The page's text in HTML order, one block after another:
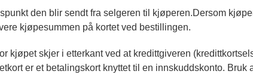
den blir sendt fra selgeren til kjøperen.Dersom
kjøpesummen på kortet ved bestillingen.
kjøpet skjer i etterkant ved at kredittgiveren
er et betalingskort knyttet til en innskuddskonto. Bruk